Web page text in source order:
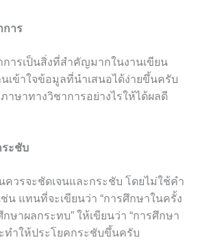
การ
ารเป็นสิ่งที่สำคัญมากในงานเขียน
เข้าใจข้อมูลที่นำเสนอได้ง่ายขึ้นครับ
าษาทางวิชาการอย่างไรให้ได้ผลดี
ระชับ
ควรจะชัดเจนและกระชับ โดยไม่ใช้คำ
น แทนที่จะเขียนว่า “การศึกษาในครั้ง
ษาผลกระทบ” ให้เขียนว่า “การศึกษา
ทำให้ประโยคกระชับขึ้นครับ